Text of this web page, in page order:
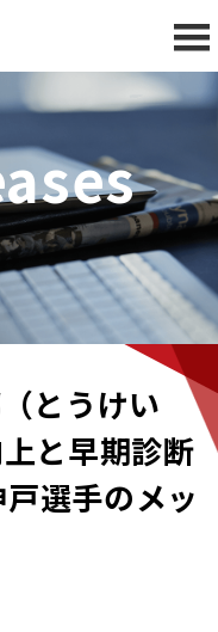
とうけい
と早期診断
選手のメッ